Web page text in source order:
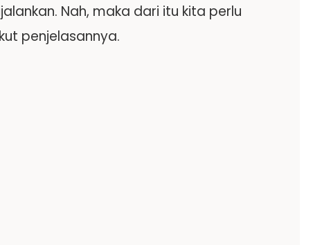
Nah, maka dari itu kita perlu
penjelasannya.